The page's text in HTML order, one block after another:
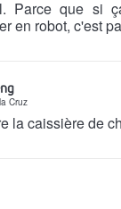
Parce que si
en robot, c'est
Cruz
la caissière de